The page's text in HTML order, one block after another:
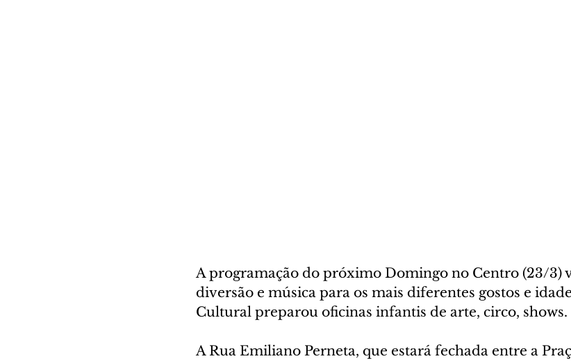
A programação do próximo Domingo no Centro (23/3)
diversão e música para os mais diferentes gostos e
Cultural preparou oficinas infantis de arte, circo, shows.
A Rua Emiliano Perneta, que estará fechada entre a